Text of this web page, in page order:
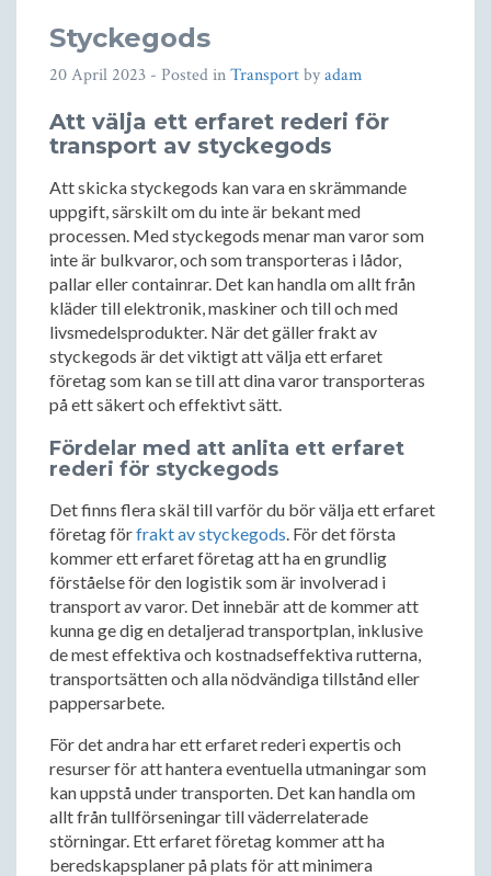
Styckegods
20 April 2023 - Posted inTransportbyadam
Att välja ett erfaret rederi för
transport av styckegods
Att skicka styckegods kan vara en skrämmande
uppgift, särskilt om du inte är bekant med
processen. Med styckegods menar man varor som
inte är bulkvaror, och som transporteras i lådor,
pallar eller containrar. Det kan handla om allt från
kläder till elektronik, maskiner och till och med
livsmedelsprodukter. När det gäller frakt av
styckegods är det viktigt att välja ett erfaret
företag som kan se till att dina varor transporteras
på ett säkert och effektivt sätt.
Fördelar med att anlita ett erfaret
rederi för styckegods
Det finns flera skäl till varför du bör välja ett erfaret
företag förfrakt av styckegods. För det första
kommer ett erfaret företag att ha en grundlig
förståelse för den logistik som är involverad i
transport av varor. Det innebär att de kommer att
kunna ge dig en detaljerad transportplan, inklusive
de mest effektiva och kostnadseffektiva rutterna,
transportsätten och alla nödvändiga tillstånd eller
pappersarbete.
För det andra har ett erfaret rederi expertis och
resurser för att hantera eventuella utmaningar som
kan uppstå under transporten. Det kan handla om
allt från tullförseningar till väderrelaterade
störningar. Ett erfaret företag kommer att ha
beredskapsplaner på plats för att minimera